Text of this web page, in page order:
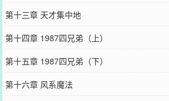
第十三章 天才集中地
第十四章 1987四兄弟（上）
第十五章 1987四兄弟（下）
第十六章 风系魔法